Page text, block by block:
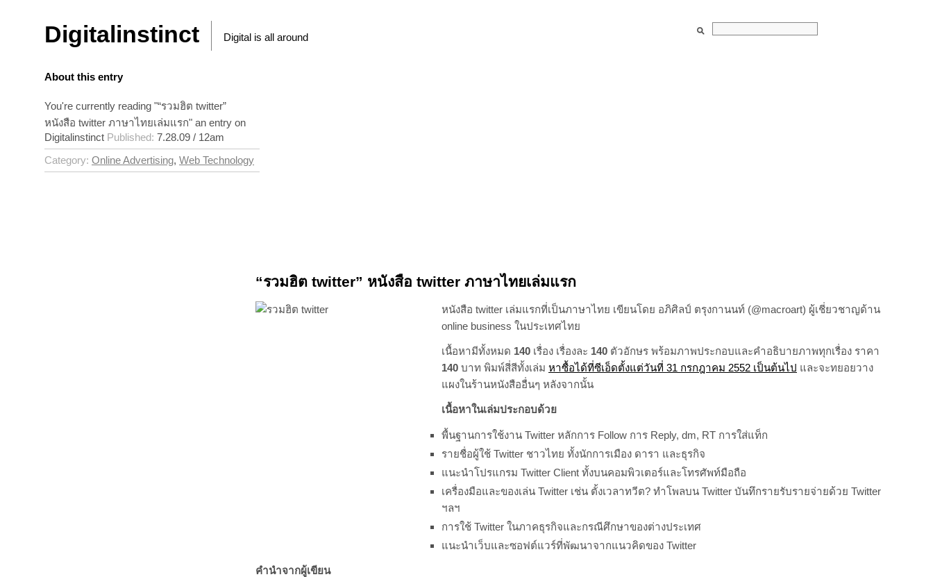
Digitalinstinct Digital is all around
“รวมฮิต twitter” หนังสือ twitter ภาษาไทยเล่มแรก
หนังสือ twitter เล่มแรกที่เป็นภาษาไทย เขียนโดย อภิศิลป์ ตรุงกานนท์ (@macroart) ผู้เชี่ยวชาญด้าน
online business ในประเทศไทย
เนื้อหามีทั้งหมด 140 เรื่อง เรื่องละ 140 ตัวอักษร พร้อมภาพประกอบและคำอธิบายภาพทุกเรื่อง ราคา
140 บาท พิมพ์สี่สีทั้งเล่ม หาซื้อได้ที่ซีเอ็ดตั้งแต่วันที่ 31 กรกฎาคม 2552 เป็นต้นไป และจะทยอยวาง
แผงในร้านหนังสืออื่นๆ หลังจากนั้น
เนื้อหาในเล่มประกอบด้วย
พื้นฐานการใช้งาน Twitter หลักการ Follow การ Reply, dm, RT การใส่แท็ก
รายชื่อผู้ใช้ Twitter ชาวไทย ทั้งนักการเมือง ดารา และธุรกิจ
แนะนำโปรแกรม Twitter Client ทั้งบนคอมพิวเตอร์และโทรศัพท์มือถือ
เครื่องมือและของเล่น Twitter เช่น ตั้งเวลาทวีต? ทำโพลบน Twitter บันทึกรายรับรายจ่ายด้วย Twitter
ฯลฯ
การใช้ Twitter ในภาคธุรกิจและกรณีศึกษาของต่างประเทศ
แนะนำเว็บและซอฟต์แวร์ที่พัฒนาจากแนวคิดของ Twitter
คำนำจากผู้เขียน
About this entry
You're currently reading "“รวมฮิต twitter”
หนังสือ twitter ภาษาไทยเล่มแรก" an entry on
Digitalinstinct Published: 7.28.09 / 12am
Category: Online Advertising, Web Technology